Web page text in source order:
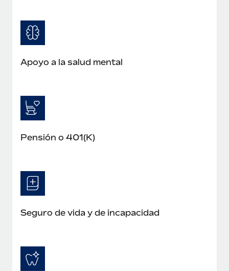
Apoyo a la salud mental
Pensión o 401(K)
Seguro de vida y de incapacidad